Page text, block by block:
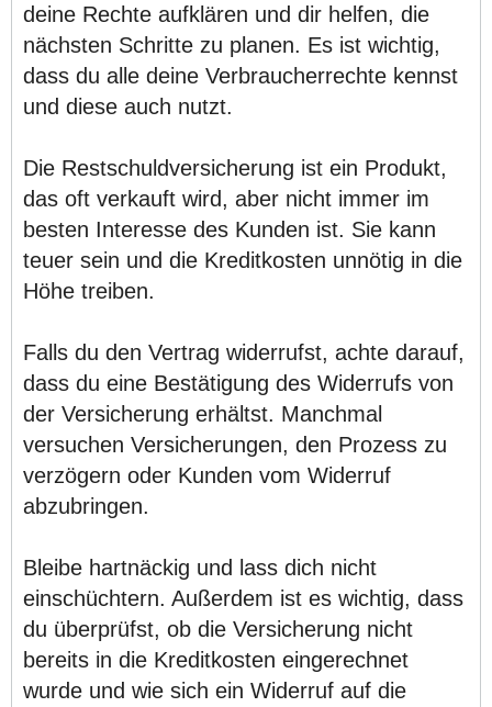
deine Rechte aufklären und dir helfen, die
nächsten Schritte zu planen. Es ist wichtig,
dass du alle deine Verbraucherrechte kennst
und diese auch nutzt.
Die Restschuldversicherung ist ein Produkt,
das oft verkauft wird, aber nicht immer im
besten Interesse des Kunden ist. Sie kann
teuer sein und die Kreditkosten unnötig in die
Höhe treiben.
Falls du den Vertrag widerrufst, achte darauf,
dass du eine Bestätigung des Widerrufs von
der Versicherung erhältst. Manchmal
versuchen Versicherungen, den Prozess zu
verzögern oder Kunden vom Widerruf
abzubringen.
Bleibe hartnäckig und lass dich nicht
einschüchtern. Außerdem ist es wichtig, dass
du überprüfst, ob die Versicherung nicht
bereits in die Kreditkosten eingerechnet
wurde und wie sich ein Widerruf auf die